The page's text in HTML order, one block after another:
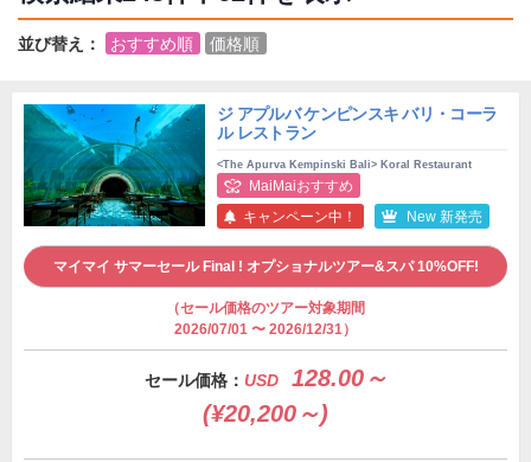
並び替え： おすすめ順 価格順
ジ アプルバ ケンピンスキ バリ・コーラ
ル レストラン
<The Apurva Kempinski Bali> Koral Restaurant
MaiMaiおすすめ
キャンペーン中！
New 新発売
マイマイ サマーセール Final ! オプショナルツアー&スパ 10%OFF!
（セール価格のツアー対象期間
2026/07/01 〜 2026/12/31）
セール価格： USD
128.00～
(¥20,200～)